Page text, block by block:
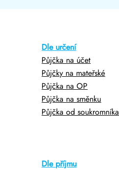
Dle určení
Půjčka na účet
Půjčky na mateřské
Půjčka na OP
Půjčka na směnku
Půjčka od soukromníka
Dle příjmu